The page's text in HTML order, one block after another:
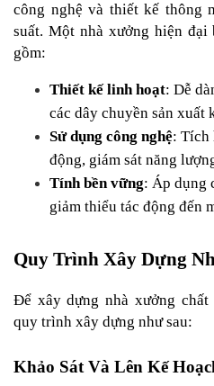
công nghệ và thiết kế thông
suất. Một nhà xưởng hiện đại
gồm:
Thiết kế linh hoạt: Dễ
các dây chuyền sản xuất
Sử dụng công nghệ: Tích
động, giám sát năng
Tính bền vững: Áp dụng
giảm thiểu tác động đến
Quy Trình Xây Dựng
Để xây dựng nhà xưởng
quy trình xây dựng như sau:
Khảo Sát Và Lên Kế